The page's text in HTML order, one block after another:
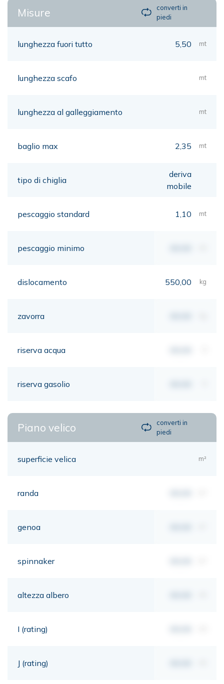
Misure
converti in
piedi
lunghezza fuori tutto 5,50 mt
lunghezza scafo mt
lunghezza al galleggiamento mt
baglio max 2,35 mt
tipo di chiglia
deriva
mobile
pescaggio standard 1,10 mt
pescaggio minimo
dislocamento 550,00 kg
zavorra
riserva acqua
riserva gasolio
Piano velico
converti in
piedi
superficie velica m²
randa
genoa
spinnaker
altezza albero
I (rating)
J (rating)